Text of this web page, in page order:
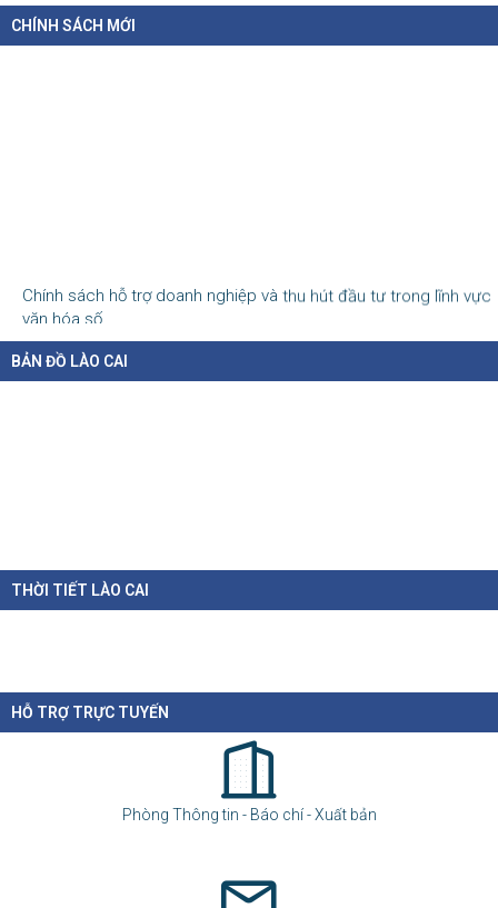
CHÍNH SÁCH MỚI
văn hóa số
Tại Nghị định số 277/2026/NĐ-CP, Chính phủ quy định cụ thể chính sách hỗ...
Chính sách cho người có uy tín trong vùng đồng bào dân tộc
Nghị định số 307/2026/NĐ-CP quy định chính sách hỗ trợ, khen thưởng và
tôn...
Hàng loạt quy định mới về tuyển dụng, xếp lương và bổ nhiệm
Nghị định 300/2026/NĐ-CP vừa sửa đổi, bổ sung nhiều quy định về tuyển...
BẢN ĐỒ LÀO CAI